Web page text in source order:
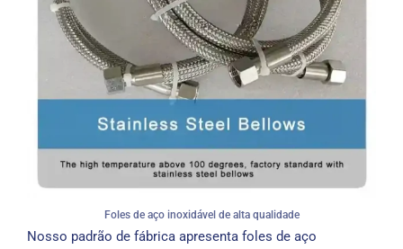
Foles de aço inoxidável de alta qualidade
Nosso padrão de fábrica apresenta foles de aço